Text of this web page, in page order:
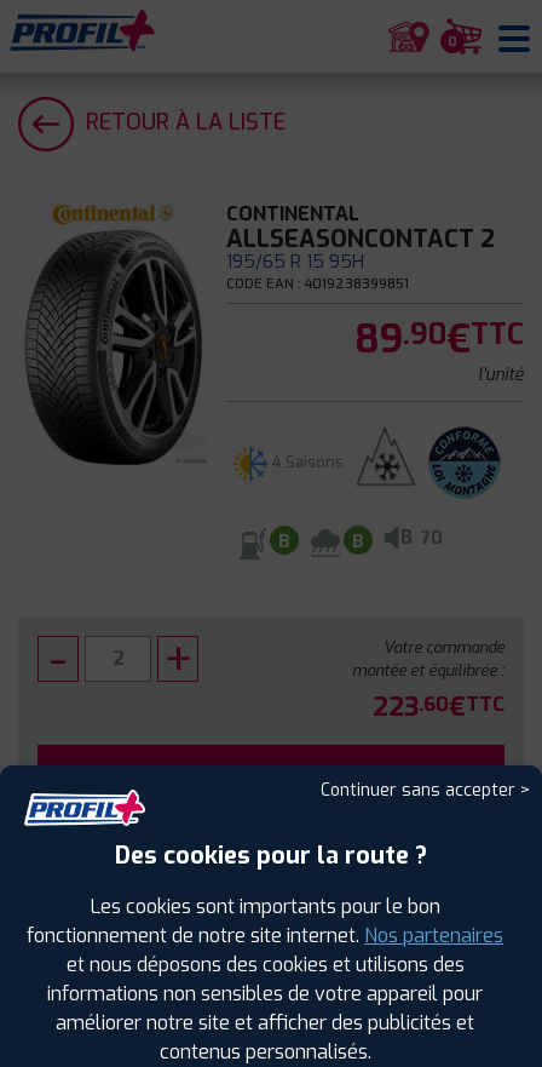
0
RETOUR À LA LISTE
CONTINENTAL
ALLSEASONCONTACT 2
195/65 R 15 95H
CODE EAN : 4019238399851
89.90€TTC
l'unité
4 Saisons
B B B 70
Votre commande
montée et équilibrée :
223.60€TTC
Sous réserve de disponibilité en agence
SPÉCIFICATIONS AVIS CLIENTS ÉTIQUETAGE
Continuer sans accepter >
Des cookies pour la route ?
Les cookies sont importants pour le bon
fonctionnement de notre site internet. Nos partenaires
et nous déposons des cookies et utilisons des
informations non sensibles de votre appareil pour
améliorer notre site et afficher des publicités et
contenus personnalisés.